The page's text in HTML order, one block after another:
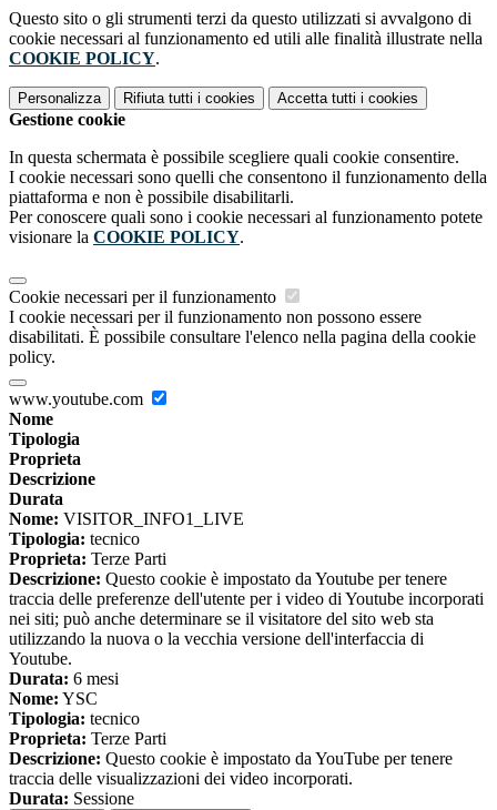
Questo sito o gli strumenti terzi da questo utilizzati si avvalgono di
cookie necessari al funzionamento ed utili alle finalità illustrate nella
COOKIE POLICY.
Personalizza Rifiuta tutti i cookies Accetta tutti i cookies
Gestione cookie
In questa schermata è possibile scegliere quali cookie consentire.
I cookie necessari sono quelli che consentono il funzionamento della
piattaforma e non è possibile disabilitarli.
Per conoscere quali sono i cookie necessari al funzionamento potete
visionare la COOKIE POLICY.
Cookie necessari per il funzionamento
I cookie necessari per il funzionamento non possono essere
disabilitati. È possibile consultare l'elenco nella pagina della cookie
policy.
www.youtube.com
Nome
Tipologia
Proprieta
Descrizione
Durata
Nome: VISITOR_INFO1_LIVE
Tipologia: tecnico
Proprieta: Terze Parti
Descrizione: Questo cookie è impostato da Youtube per tenere
traccia delle preferenze dell'utente per i video di Youtube incorporati
nei siti; può anche determinare se il visitatore del sito web sta
utilizzando la nuova o la vecchia versione dell'interfaccia di
Youtube.
Durata: 6 mesi
Nome: YSC
Tipologia: tecnico
Proprieta: Terze Parti
Descrizione: Questo cookie è impostato da YouTube per tenere
traccia delle visualizzazioni dei video incorporati.
Durata: Sessione